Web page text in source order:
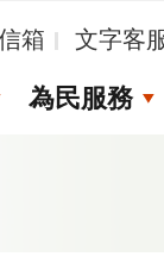
箱 文字客
為民服務